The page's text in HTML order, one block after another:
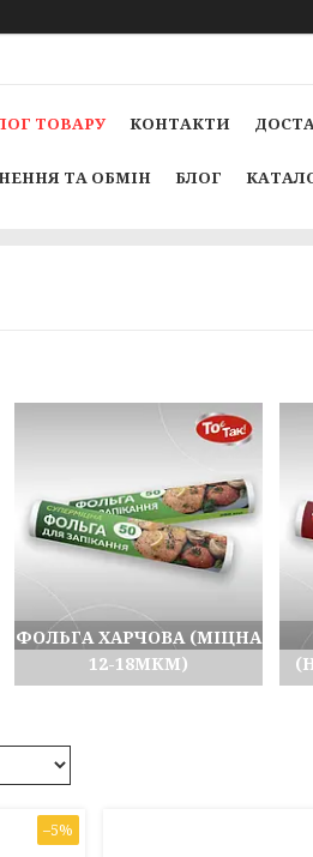
ТОВАРУ КОНТАКТИ
ТА ОБМІН БЛОГ
ФОЛЬГА ХАРЧОВА (МІЦНА
12-18МКМ)
–5%